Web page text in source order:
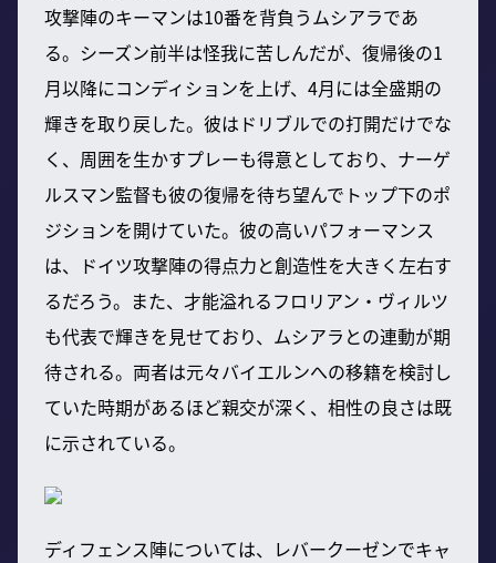
攻撃陣のキーマンは10番を背負うムシアラであ
る。シーズン前半は怪我に苦しんだが、復帰後の1
月以降にコンディションを上げ、4月には全盛期の
輝きを取り戻した。彼はドリブルでの打開だけでな
く、周囲を生かすプレーも得意としており、ナーゲ
ルスマン監督も彼の復帰を待ち望んでトップ下のポ
ジションを開けていた。彼の高いパフォーマンス
は、ドイツ攻撃陣の得点力と創造性を大きく左右す
るだろう。また、才能溢れるフロリアン・ヴィルツ
も代表で輝きを見せており、ムシアラとの連動が期
待される。両者は元々バイエルンへの移籍を検討し
ていた時期があるほど親交が深く、相性の良さは既
に示されている。
ディフェンス陣については、レバークーゼンでキャ